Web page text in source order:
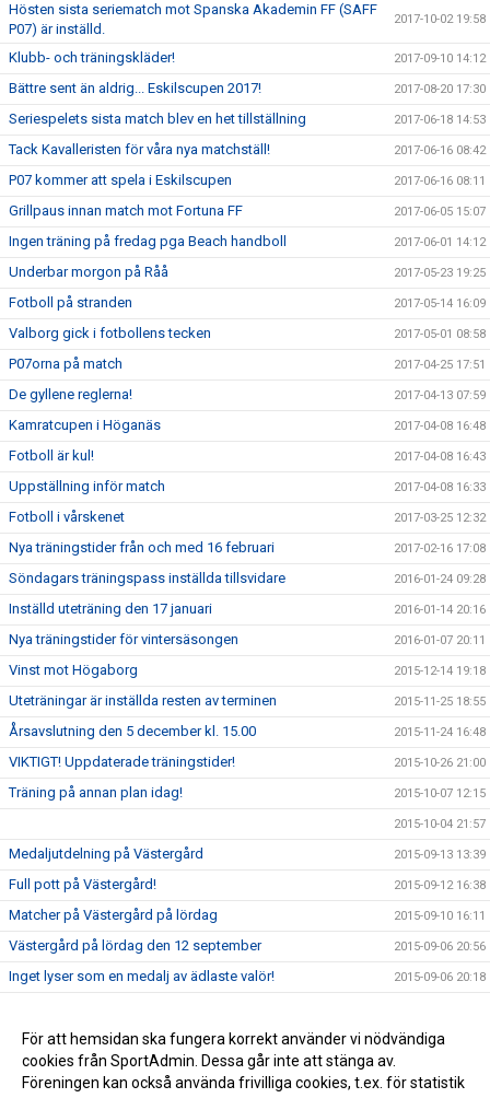
Hösten sista seriematch mot Spanska Akademin FF (SAFF
P07) är inställd.
2017-10-02 19:58
Klubb- och träningskläder! 2017-09-10 14:12
Bättre sent än aldrig... Eskilscupen 2017! 2017-08-20 17:30
Seriespelets sista match blev en het tillställning 2017-06-18 14:53
Tack Kavalleristen för våra nya matchställ! 2017-06-16 08:42
P07 kommer att spela i Eskilscupen 2017-06-16 08:11
Grillpaus innan match mot Fortuna FF 2017-06-05 15:07
Ingen träning på fredag pga Beach handboll 2017-06-01 14:12
Underbar morgon på Råå 2017-05-23 19:25
Fotboll på stranden 2017-05-14 16:09
Valborg gick i fotbollens tecken 2017-05-01 08:58
P07orna på match 2017-04-25 17:51
De gyllene reglerna! 2017-04-13 07:59
Kamratcupen i Höganäs 2017-04-08 16:48
Fotboll är kul! 2017-04-08 16:43
Uppställning inför match 2017-04-08 16:33
Fotboll i vårskenet 2017-03-25 12:32
Nya träningstider från och med 16 februari 2017-02-16 17:08
Söndagars träningspass inställda tillsvidare 2016-01-24 09:28
Inställd uteträning den 17 januari 2016-01-14 20:16
Nya träningstider för vintersäsongen 2016-01-07 20:11
Vinst mot Högaborg 2015-12-14 19:18
Uteträningar är inställda resten av terminen 2015-11-25 18:55
Årsavslutning den 5 december kl. 15.00 2015-11-24 16:48
VIKTIGT! Uppdaterade träningstider! 2015-10-26 21:00
Träning på annan plan idag! 2015-10-07 12:15
2015-10-04 21:57
Medaljutdelning på Västergård 2015-09-13 13:39
Full pott på Västergård! 2015-09-12 16:38
Matcher på Västergård på lördag 2015-09-10 16:11
Västergård på lördag den 12 september 2015-09-06 20:56
Inget lyser som en medalj av ädlaste valör! 2015-09-06 20:18
San Siro cupen på Råå 2015-09-05 15:20
Vinst i Bjuv 2015-09-05 15:05
För att hemsidan ska fungera korrekt använder vi nödvändiga
cookies från SportAdmin. Dessa går inte att stänga av.
Föreningen kan också använda frivilliga cookies, t.ex. för statistik